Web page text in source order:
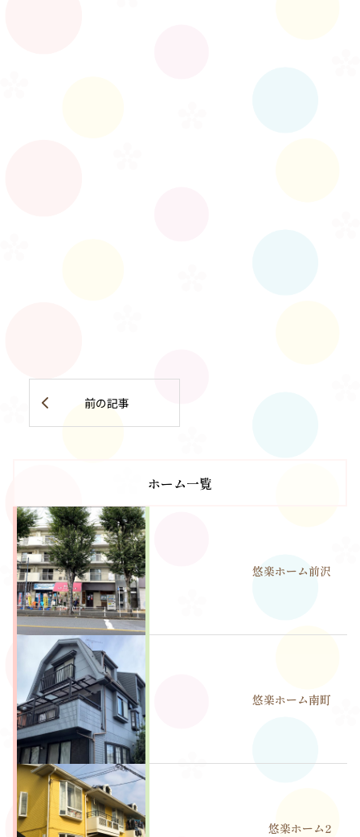
 前の記事
ホーム一覧
悠楽ホーム前沢
悠楽ホーム南町
悠楽ホーム2